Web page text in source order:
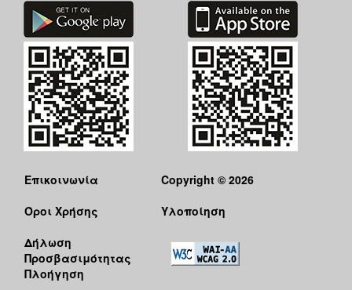
Επικοινωνία
Όροι Χρήσης
Δήλωση
Προσβασιμότητας
Πλοήγηση
Copyright © 2026
Υλοποίηση